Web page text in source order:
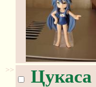
>> Цукаса